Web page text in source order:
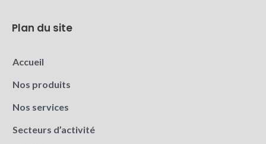
Plan du site
Accueil
Nos produits
Nos services
Secteurs d’activité